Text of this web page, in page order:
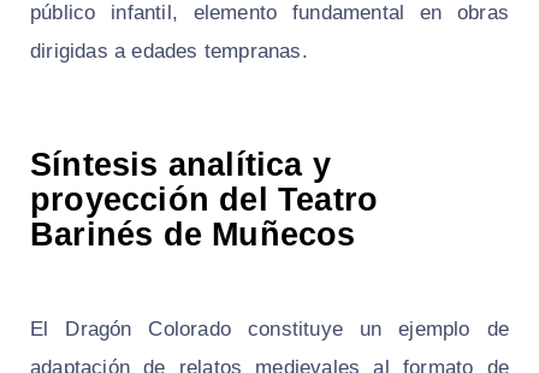
público infantil, elemento fundamental en obras
dirigidas a edades tempranas.
Síntesis analítica y
proyección del Teatro
Barinés de Muñecos
El Dragón Colorado constituye un ejemplo de
adaptación de relatos medievales al formato de